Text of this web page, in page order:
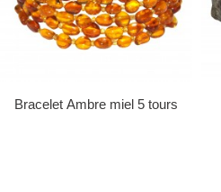
Bracelet Ambre miel 5 tours